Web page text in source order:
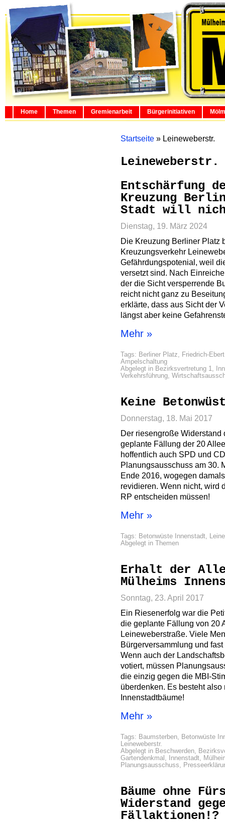
Home Themen Gremienarbeit Bürgerinitiativen
Startseite » Leineweberstr.
Leineweberstr.
Entschärfung
Kreuzung
Stadt will
Dienstag, 19. März 2024
Die Kreuzung Berliner Platz
Kreuzungsverkehr
Gefährdungspotenial, weil
versetzt sind. Nach
der die Sicht versperrende
reicht nicht ganz zu
erklärte, dass aus Sicht der
längst aber keine
Mehr »
Tags: Berliner Platz, Friedrich-
Ampelschaltung
Abgelegt in Bezirksvertretung 1,
Verkehrsführung,
Keine
Donnerstag, 18. Mai 2017
Der riesengroße
geplante Fällung der 20
hoffentlich auch SPD und
Planungsausschuss am 30.
Ende 2016, wogegen
revidieren. Wenn nicht, wird
RP entscheiden müssen!
Mehr »
Tags: Betonwüste Innenstadt,
Abgelegt in Themen
Erhalt der
Mülheims
Sonntag, 23. April 2017
Ein Riesenerfolg war die
die geplante Fällung von 20
Leineweberstraße. Viele
Bürgerversammlung und
Wenn auch der
votiert, müssen
die einzig gegen die MBI-
überdenken. Es besteht
Innenstadtbäume!
Mehr »
Tags: Baumsterben, Betonwüste
Leineweberstr.
Abgelegt in Beschwerden,
Gartendenkmal , Innenstadt,
Planungsausschuss,
Bäume ohne
Widerstand
Fällaktionen!?